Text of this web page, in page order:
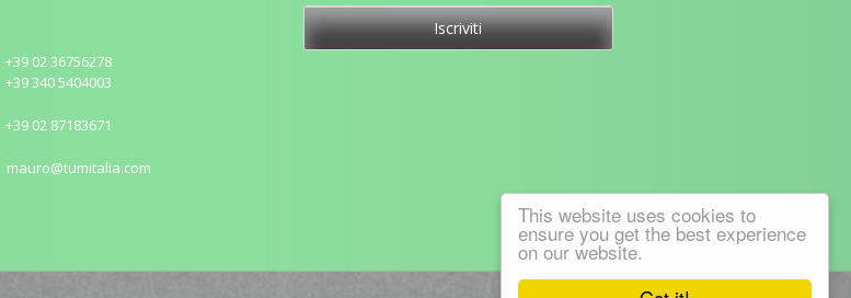
This website uses cookies to
ensure you get the best experience
on our website.
+39 02 36756278
+39 340 5404003
+39 02 87183671
mauro@tumitalia.com